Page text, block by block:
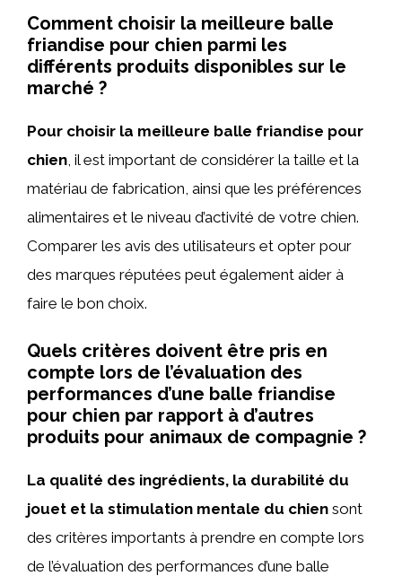
Comment choisir la meilleure balle
friandise pour chien parmi les
différents produits disponibles sur le
marché ?
Pour choisir la meilleure balle friandise pour
chien , il est important de considérer la taille et la
matériau de fabrication, ainsi que les préférences
alimentaires et le niveau d’activité de votre chien.
Comparer les avis des utilisateurs et opter pour
des marques réputées peut également aider à
faire le bon choix.
Quels critères doivent être pris en
compte lors de l’évaluation des
performances d’une balle friandise
pour chien par rapport à d’autres
produits pour animaux de compagnie ?
La qualité des ingrédients, la durabilité du
jouet et la stimulation mentale du chien sont
des critères importants à prendre en compte lors
de l’évaluation des performances d’une balle